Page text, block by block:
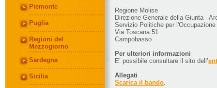
Piemonte
Puglia
Regioni del
Mezzogiorno
Sardegna
Sicilia
Regione Molise
Direzione Generale della Giunta -
Servizio Politiche per l'Occupazione
Via Toscana 51
Campobasso
Per ulteriori informazioni
E’ possibile consultare il sito dell’
Allegati
Scarica il bando.